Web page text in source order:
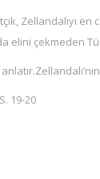
Zellandalıyı en
elini çekmeden
19-20